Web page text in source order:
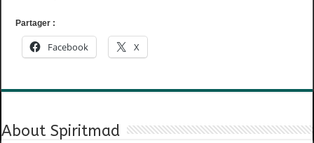
Partager :
Facebook X
About Spiritmad